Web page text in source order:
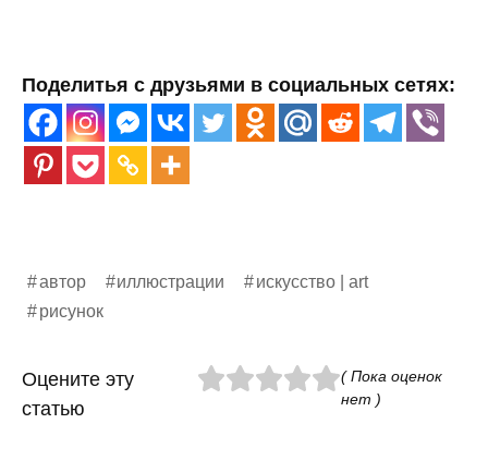
Поделитья с друзьями в социальных сетях:
автор иллюстрации
искусство | art
рисунок
Оцените эту
статью
( Пока оценок
нет )